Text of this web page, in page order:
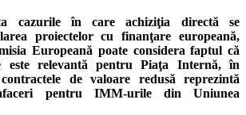
cazurile în care achiziţia directă se
proiectelor cu finanţare europeană,
Europeană poate considera faptul că
este relevantă pentru Piaţa Internă, în
de valoare redusă reprezintă
pentru IMM-urile din Uniunea